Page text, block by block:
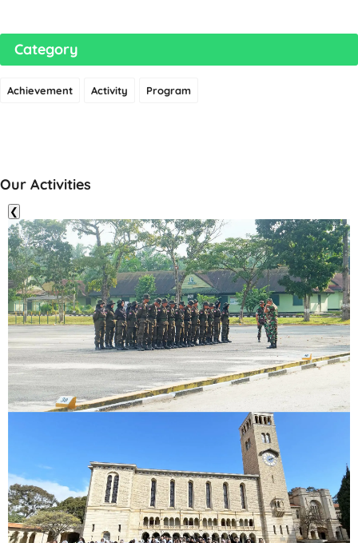
Category
Achievement Activity Program
Our Activities
❮